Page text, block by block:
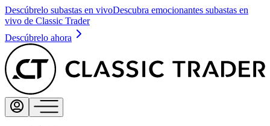
Descúbrelo subastas en vivoDescubra emocionantes subastas en
vivo de Classic Trader
Descúbrelo ahora